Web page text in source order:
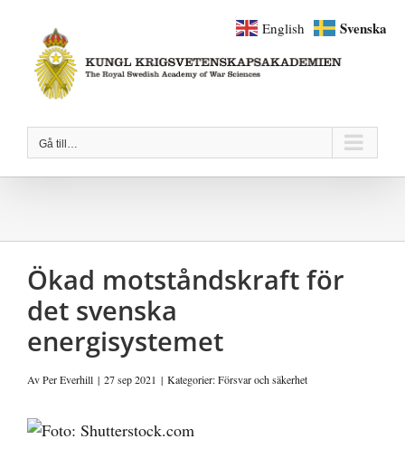
innehållet
Gå till…
Ökad motståndskraft för
det svenska
energisystemet
AvPer Everhill | 27 sep 2021 | Kategorier:Försvar och säkerhet
Visa
English Svenska